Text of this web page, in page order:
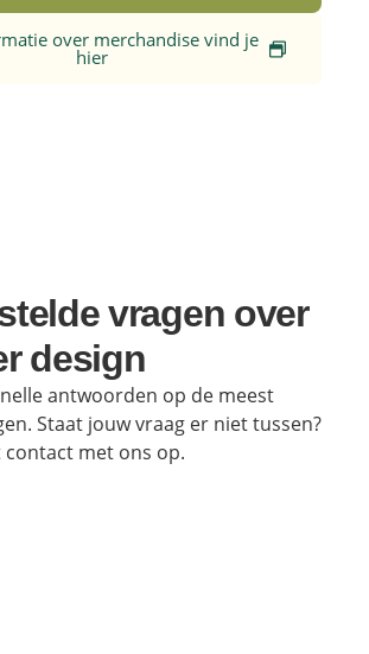
over merchandise vind je
hier
vragen over
design
antwoorden op de meest
Staat jouw vraag er niet tussen?
contact met ons op.